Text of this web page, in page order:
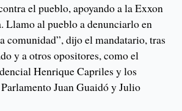
el pueblo, apoyando a la Exxon
Llamo al pueblo a denunciarlo en
comunidad”, dijo el mandatario, tras
y a otros opositores, como el
Henrique Capriles y los
Juan Guaidó y Julio